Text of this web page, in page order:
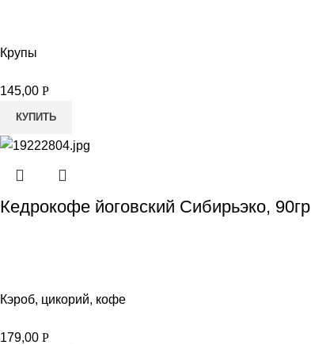
Крупы
145,00 Р
КУПИТЬ
Кедрокофе йоговский Сибирьэко, 90гр
Кэроб, цикорий, кофе
179,00 Р